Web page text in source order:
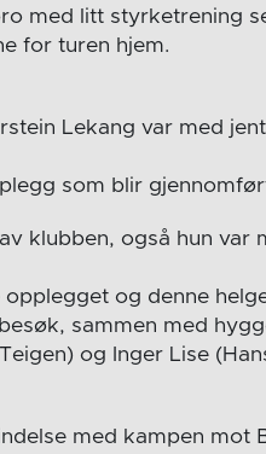
med litt styrketrening
for turen hjem.
Lekang var med
som blir
klubben, også hun var
og denne
sammen med
og Inger Lise
med kampen mot